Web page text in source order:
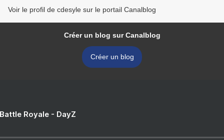
Voir le profil de cdesyle sur le portail Canalblog
Créer un blog sur Canalblog
Créer un blog
Royale - DayZ